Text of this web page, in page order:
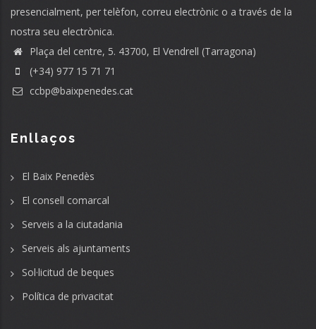
presencialment, per telèfon, correu electrònic o a través de la
nostra seu electrònica.
Plaça del centre, 5. 43700, El Vendrell (Tarragona)
(+34) 977 15 71 71
ccbp@baixpenedes.cat
Enllaços
El Baix Penedès
El consell comarcal
Serveis a la ciutadania
Serveis als ajuntaments
Sol·licitud de beques
Política de privacitat